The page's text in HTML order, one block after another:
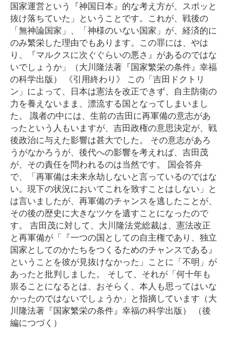
国家運営という『神国日本』的な考え方が、スポッと
抜け落ちていた」ということです。これが、戦後の
「無神論国家」、「神様のいない国家」が、経済的に
のみ繁栄した理由でもあります。この罪には、やは
り、『マルクスに次ぐぐらいの悪さ』があるのではな
いでしょうか」（大川隆法著『国家繁栄の条件』幸福
の科学出版） 《引用終わり》 この「吉田ドクトリ
ン」によって、日本は憲法を改正できず、自主防衛の
力を養えないまま、漂流する国となってしまいまし
た。 識者の中には、生前の吉田に再軍備の意志があ
ったという人もいますが、吉田政権の意思決定が、戦
後政治に与えた影響は甚大でした。 その意志があろ
うがなかろうが、後代への影響を考えれば、吉田茂
が、その責任を問われるのは当然です。 国会答弁
で、「再軍備は未来永劫しないと言っているのではな
い。現下の状況においてこれを致すことはしない」と
は言いましたが、再軍備のチャンスを逃したことが、
その後の歴史に大きなツケを遺すことになったので
す。 吉田茂に対して、大川隆法党総裁は、憲法改正
と再軍備が「『一つの国としての自主権であり、独立
国家としてのかたちをつくるためのチャンスである』
ということを彼が見抜けなかった」ことに「不明」が
あったと批判しました。 そして、それが「何十年も
祟ることになるとは、おそらく、本人も思ってはいな
かったのではないでしょうか」と指摘しています（大
川隆法著『国家繁栄の条件』幸福の科学出版） （後
編につづく）